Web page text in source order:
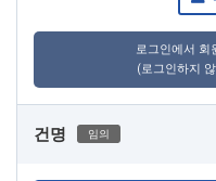
로그인에서 회
(로그인하지
건명 임의